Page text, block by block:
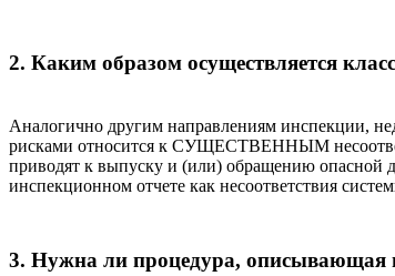
2. Каким образом осуществляется
Аналогично другим направлениям инспекции,
рисками относится к СУЩЕСТВЕННЫМ
приводят к выпуску и (или) обращению опасной
инспекционном отчете как несоответствия
3. Нужна ли процедура, описывающая